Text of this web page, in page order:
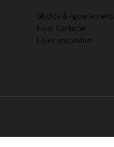
Studios & Appartements
Nous Contacter
Louer une voiture